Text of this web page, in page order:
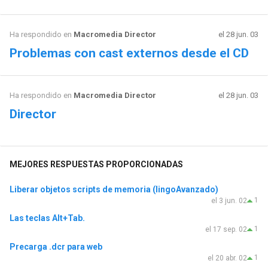
Ha respondido en Macromedia Director el 28 jun. 03
Problemas con cast externos desde el CD
Ha respondido en Macromedia Director el 28 jun. 03
Director
MEJORES RESPUESTAS PROPORCIONADAS
Liberar objetos scripts de memoria (lingoAvanzado)
1
el 3 jun. 02
Las teclas Alt+Tab.
1
el 17 sep. 02
Precarga .dcr para web
1
el 20 abr. 02